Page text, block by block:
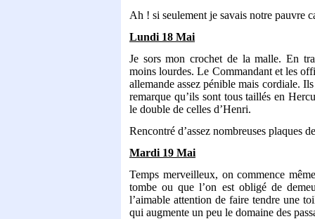
Ah ! si seulement je savais notre pauvre
Lundi 18 Mai
Je sors mon crochet de la malle. En
moins lourdes. Le Commandant et les
allemande assez pénible mais cordiale.
remarque qu’ils sont tous taillés en
le double de celles d’Henri.
Rencontré d’assez nombreuses plaques
Mardi 19 Mai
Temps merveilleux, on commence
tombe ou que l’on est obligé de
l’aimable attention de faire tendre une
qui augmente un peu le domaine des